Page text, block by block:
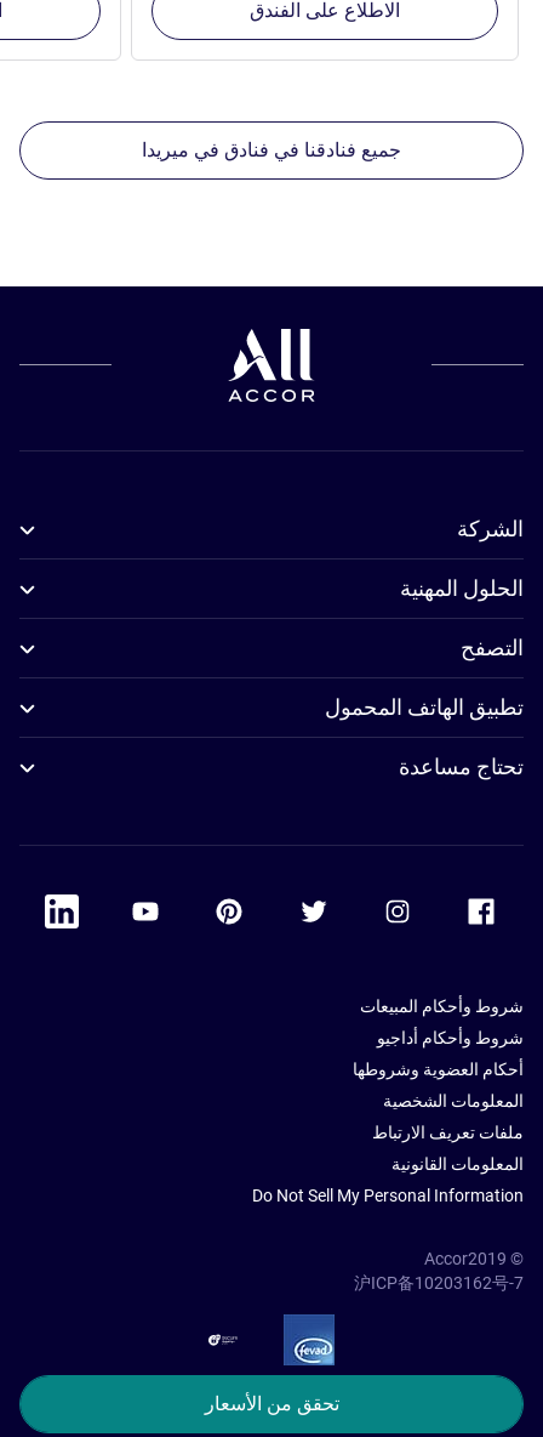
تحقق من الأسعار
الاطلاع على الفندق
جميع فنادقنا في فنادق في ميريدا
الشركة
الحلول المهنية
التصفح
تطبيق الهاتف المحمول
تحتاج مساعدة
Accor Facebook
Accor Twitter
Accor Pinterest
Accor Youtube
Linkedin
شروط وأحكام المبيعات
شروط وأحكام أداجيو
أحكام العضوية وشروطها
المعلومات الشخصية
ملفات تعريف الارتباط
المعلومات القانونية
Do Not Sell My Personal Information
© Accor2019
沪ICP备10203162号-7